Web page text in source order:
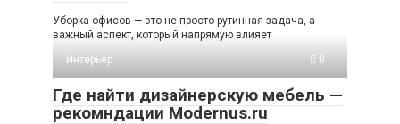
Уборка офисов — это не просто рутинная задача, а
важный аспект, который напрямую влияет
Интерьер
0
Где найти дизайнерскую мебель —
рекомндации Modernus.ru